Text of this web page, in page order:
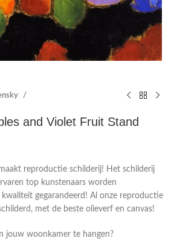
and Violet Fruit Stand
reproductie schilderij! Het schilderij
top kunstenaars worden
kwaliteit gegarandeerd! Al onze reproductie
met de beste olieverf en canvas!
jouw woonkamer te hangen?